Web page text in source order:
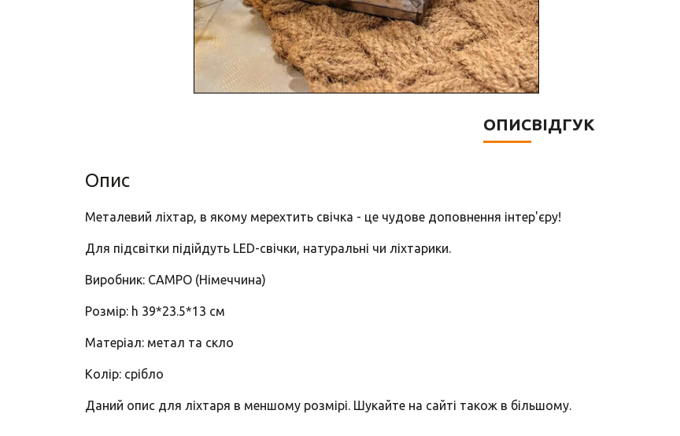
ОПИСВІДГУК
Опис
Металевий ліхтар, в якому мерехтить свічка - це чудове доповнення інтер'єру!
Для підсвітки підійдуть LED-свічки, натуральні чи ліхтарики.
Виробник: CAMPO (Німеччина)
Розмір: h 39*23.5*13 см
Матеріал: метал та скло
Колір: срібло
Даний опис для ліхтаря в меншому розмірі. Шукайте на сайті також в більшому.